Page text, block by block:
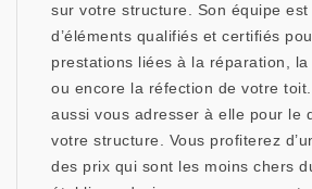
sur votre structure. Son équipe est
d’éléments qualifiés et certifiés
prestations liées à la réparation, la
ou encore la réfection de votre
aussi vous adresser à elle pour le
votre structure. Vous profiterez
des prix qui sont les moins chers